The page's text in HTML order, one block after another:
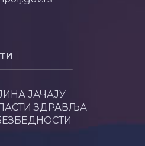
ЈАЧАЈУ
ЗДРАВЉА